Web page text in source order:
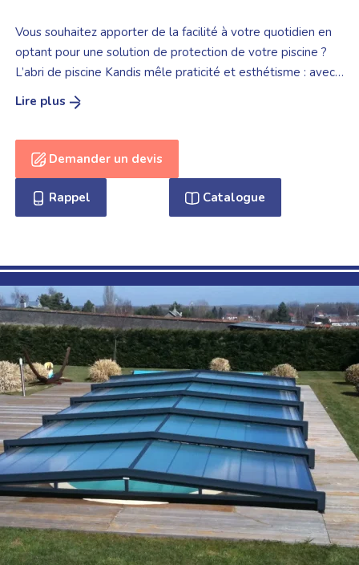
Vous souhaitez apporter de la facilité à votre quotidien en
optant pour une solution de protection de votre piscine ?
L’abri de piscine Kandis mêle praticité et esthétisme : avec
sa structure aux lignes droite et aux angles marqués, l’abri
extra-bas Kandis apportera apportera une touche de
Demander un devis
Rappel Catalogue